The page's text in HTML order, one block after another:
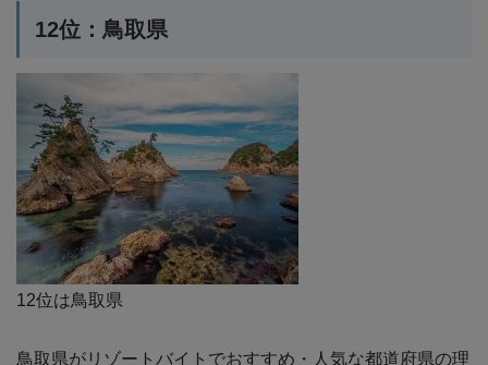
12位：鳥取県
12位は鳥取県
鳥取県がリゾートバイトでおすすめ・人気な都道府県の理